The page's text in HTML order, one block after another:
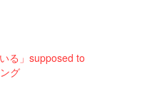
る」supposed to
グ